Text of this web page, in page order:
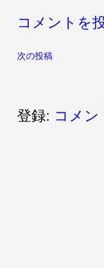
コメントを
次の投稿
登録: コメン